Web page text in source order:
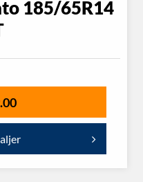
185/65R14